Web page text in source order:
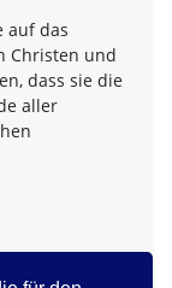
auf das
Christen und
dass sie die
aller